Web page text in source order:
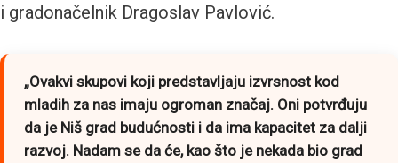
i gradonačelnik Dragoslav Pavlović.
„Ovakvi skupovi koji predstavljaju izvrsnost kod
mladih za nas imaju ogroman značaj. Oni potvrđuju
da je Niš grad budućnosti i da ima kapacitet za dalji
razvoj. Nadam se da će, kao što je nekada bio grad